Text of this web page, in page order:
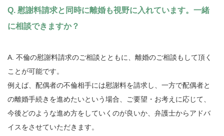
Q. 慰謝料請求と同時に離婚も視野に入れています。一緒
に相談できますか？
A. 不倫の慰謝料請求のご相談とともに、離婚のご相談もして頂く
ことが可能です。
例えば、配偶者の不倫相手には慰謝料を請求し、一方で配偶者と
の離婚手続きを進めたいという場合、ご要望・お考えに応じて、
今後どのような進め方をしていくのが良いか、弁護士からアドバ
イスをさせていただきます。